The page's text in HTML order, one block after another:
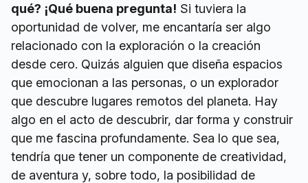
qué? ¡Qué buena pregunta! Si tuviera la
oportunidad de volver, me encantaría ser algo
relacionado con la exploración o la creación
desde cero. Quizás alguien que diseña espacios
que emocionan a las personas, o un explorador
que descubre lugares remotos del planeta. Hay
algo en el acto de descubrir, dar forma y construir
que me fascina profundamente. Sea lo que sea,
tendría que tener un componente de creatividad,
de aventura y, sobre todo, la posibilidad de